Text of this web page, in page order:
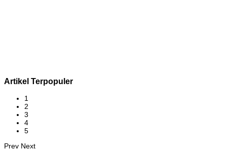
Artikel Terpopuler
1
2
3
4
5
Prev Next